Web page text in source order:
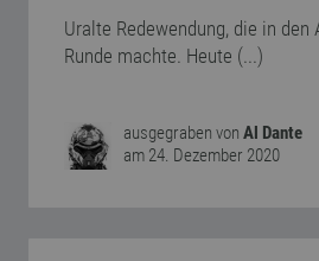
Uralte Redewendung, die in den
Runde machte. Heute (...)
ausgegraben vonAl Dante
am 24. Dezember 2020